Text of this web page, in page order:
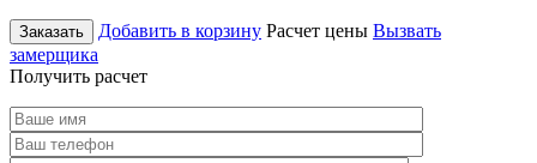
Заказать Добавить в корзину Расчет цены Вызвать
замерщика
Получить расчет